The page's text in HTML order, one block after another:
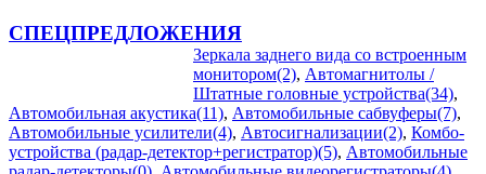
СПЕЦПРЕДЛОЖЕНИЯ
Зеркала заднего вида со встроенным
монитором(2), Автомагнитолы /
Штатные головные устройства(34),
Автомобильная акустика(11), Автомобильные сабвуферы(7),
Автомобильные усилители(4), Автосигнализации(2), Комбо-
устройства (радар-детектор+регистратор)(5), Автомобильные